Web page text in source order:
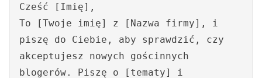
Cześć [Imię],
To [Twoje imię] z [Nazwa firmy], i
piszę do Ciebie, aby sprawdzić, czy
akceptujesz nowych gościnnych
blogerów. Piszę o [tematy] i